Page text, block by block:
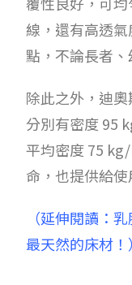
線，還有高透
點，不論長者
除此之外，迪
分別有密度95
平均密度75
命，也提供給
（延伸閱讀：
最天然的床材！ ）